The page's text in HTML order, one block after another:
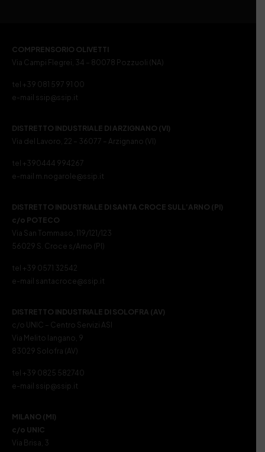
COMPRENSORIO OLIVETTI
Via Campi Flegrei, 34 – 80078 Pozzuoli (NA)
tel +39 081 597 91 00
e-mail ssip@ssip.it
DISTRETTO INDUSTRIALE DI ARZIGNANO (VI)
Via del Lavoro, 22 – 36077 – Arzignano (VI)
tel +390444 994267
e-mail m.nogarole@ssip.it
DISTRETTO INDUSTRIALE DI SANTA CROCE SULL’ARNO (PI)
c/o POTECO
Via San Tommaso, 119/121/123
56029 S. Croce s/Arno (PI)
tel +39 0571 32542
e-mail santacroce@ssip.it
DISTRETTO INDUSTRIALE DI SOLOFRA (AV)
c/o UNIC – Centro Servizi ASI
Via Melito Iangano, 9
83029 Solofra (AV)
tel +39 0825 582740
e-mail ssip@ssip.it
MILANO (MI)
c/o UNIC
Via Brisa, 3